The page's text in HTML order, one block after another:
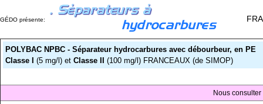
GÉDO présente:
POLYBAC NPBC - Séparateur hydrocarbures avec débourbeur, en PE
Classe I (5 mg/l) et Classe II (100 mg/l) FRANCEAUX (de SIMOP)
Nous